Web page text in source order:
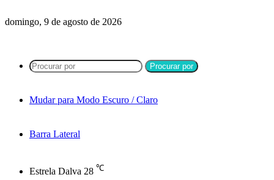
domingo, 9 de agosto de 2026
Procurar por
Mudar para Modo Escuro / Claro
Barra Lateral
Estrela Dalva 28 ℃